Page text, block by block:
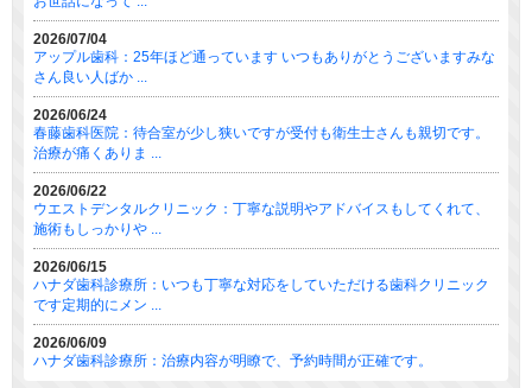
2026/07/04
アップル歯科：25年ほど通っています いつもありがとうございますみな
さん良い人ばか ...
2026/06/24
春藤歯科医院：待合室が少し狭いですが受付も衛生士さんも親切です。
治療が痛くありま ...
2026/06/22
ウエストデンタルクリニック：丁寧な説明やアドバイスもしてくれて、
施術もしっかりや ...
2026/06/15
ハナダ歯科診療所：いつも丁寧な対応をしていただける歯科クリニック
です定期的にメン ...
2026/06/09
ハナダ歯科診療所：治療内容が明瞭で、予約時間が正確です。